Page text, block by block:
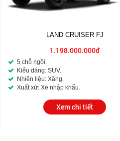
LAND CRUISER FJ
1.198.000.000đ
5 chỗ ngồi.
Kiểu dáng: SUV.
Nhiên liệu: Xăng.
Xuất xứ: Xe nhập khẩu.
Xem chi tiết